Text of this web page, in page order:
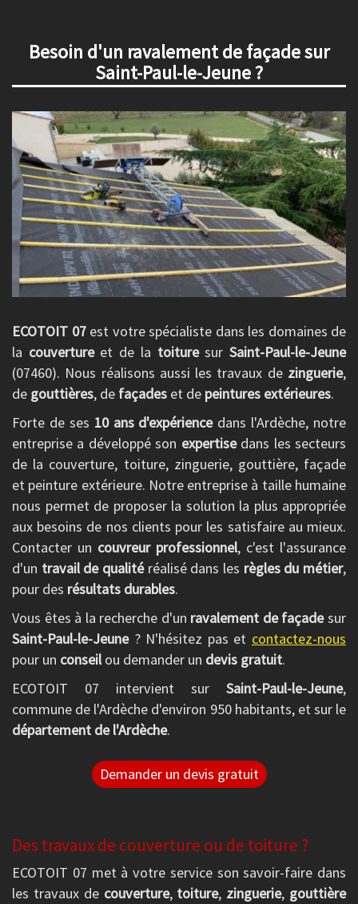
Besoin d'un ravalement de façade sur
Saint-Paul-le-Jeune ?
ECOTOIT 07est votre spécialiste dans les domaines de
la couvertureet de la toituresurSaint-Paul-le-Jeune
(07460). Nous réalisons aussi les travaux de zinguerie,
de gouttières, de façades et de peintures extérieures.
Forte de ses 10 ans d'expériencedans l'Ardèche, notre
entreprise a développé son expertisedans les secteurs
de la couverture, toiture, zinguerie, gouttière, façade
et peinture extérieure. Notre entreprise à taille humaine
nous permet de proposer la solution la plus appropriée
aux besoins de nos clients pour les satisfaire au mieux.
Contacter un couvreur professionnel, c'est l'assurance
d'un travail de qualitéréalisé dans les règles du métier,
pour des résultats durables.
Vous êtes à la recherche d'un ravalement de façadesur
Saint-Paul-le-Jeune? N'hésitez pas et contactez-nous
pour un conseilou demander un devis gratuit.
ECOTOIT 07 intervient sur Saint-Paul-le-Jeune,
commune de l'Ardèche d'environ 950 habitants, et sur le
département de l'Ardèche.
Demander un devis gratuit
Des travaux de couverture ou de toiture ?
ECOTOIT 07 met à votre service son savoir-faire dans
les travaux de couverture, toiture, zinguerie, gouttière